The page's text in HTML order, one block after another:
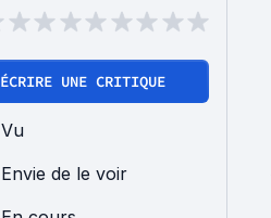
ÉCRIRE UNE CRITIQUE
Vu
Envie de le voir